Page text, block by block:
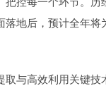
地后，预计全年
与高效利用关键